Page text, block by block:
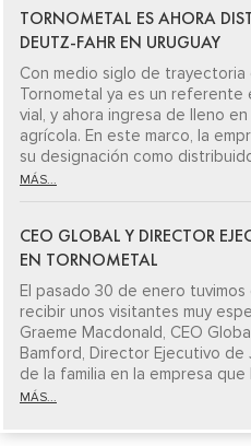
TORNOMETAL ES AHORA
DEUTZ-FAHR EN URUGUAY
Con medio siglo de trayectoria
Tornometal ya es un referente
vial, y ahora ingresa de lleno
agrícola. En este marco, la
su designación como
MÁS...
CEO GLOBAL Y DIRECTOR
EN TORNOMETAL
El pasado 30 de enero
recibir unos visitantes muy
Graeme Macdonald, CEO
Bamford, Director Ejecutivo
de la familia en la empresa que
MÁS...